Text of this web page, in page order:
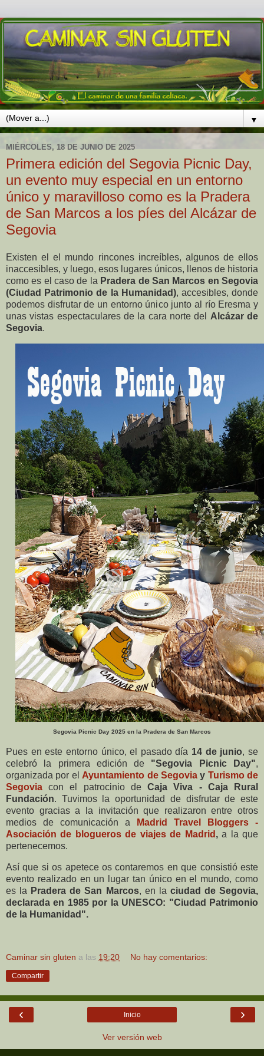
▼
MIÉRCOLES, 18 DE JUNIO DE 2025
Primera edición del Segovia Picnic Day,
un evento muy especial en un entorno
único y maravilloso como es la Pradera
de San Marcos a los píes del Alcázar de
Segovia
Existen el el mundo rincones increíbles, algunos de ellos
inaccesibles, y luego, esos lugares únicos, llenos de historia
como es el caso de la Pradera de San Marcos en Segovia
(Ciudad Patrimonio de la Humanidad), accesibles, donde
podemos disfrutar de un entorno único junto al río Eresma y
unas vistas espectaculares de la cara norte del Alcázar de
Segovia.
Segovia Picnic Day 2025 en la Pradera de San Marcos
Pues en este entorno único, el pasado día 14 de junio, se
celebró la primera edición de "Segovia Picnic Day",
organizada por el Ayuntamiento de Segoviay Turismo de
Segovia con el patrocinio deCaja Viva - Caja Rural
Fundación. Tuvimos la oportunidad de disfrutar de este
evento gracias a la invitación que realizaron entre otros
medios de comunicación a
Madrid Travel Bloggers -
Asociación de blogueros de viajes de Madrid ,a la que
pertenecemos.
Así que si os apetece os contaremos en que consistió este
evento realizado en un lugar tan único en el mundo, como
es la Pradera de San Marcos, en la ciudad de Segovia,
declarada en 1985 por la UNESCO: "Ciudad Patrimonio
de la Humanidad".
Caminar sin gluten a las 19:20 No hay comentarios:
Compartir
‹ ›
Inicio
Ver versión web